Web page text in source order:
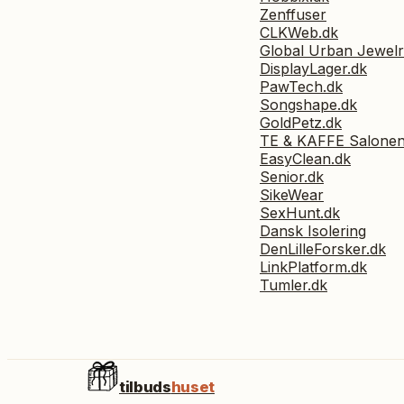
Zenffuser
CLKWeb.dk
Global Urban
DisplayLager.dk
PawTech.dk
Songshape.dk
GoldPetz.dk
TE & KAFFE
EasyClean.dk
Senior.dk
SikeWear
SexHunt.dk
Dansk Isolering
DenLilleForsker.dk
LinkPlatform.dk
Tumler.dk
tilbudshuset